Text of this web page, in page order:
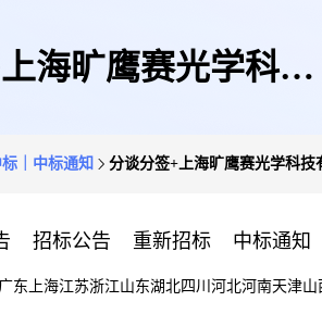
海旷鹰赛光学科技
标｜中标通知 分谈分签+上海旷鹰赛光学科
招标公告 重新招标 中标通知
广东 上海江苏浙江山东湖北四川 河北河南天津山